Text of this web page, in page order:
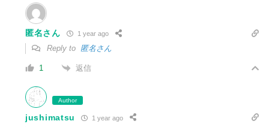
匿名さん 1 year ago
Reply to 匿名さん
1 返信
Author
jushimatsu 1 year ago